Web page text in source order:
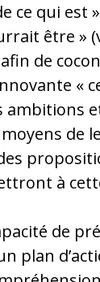
ce qui est
être »
de
«
ambitions
de
à
de
plan